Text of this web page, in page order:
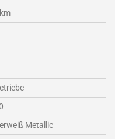
Metallic